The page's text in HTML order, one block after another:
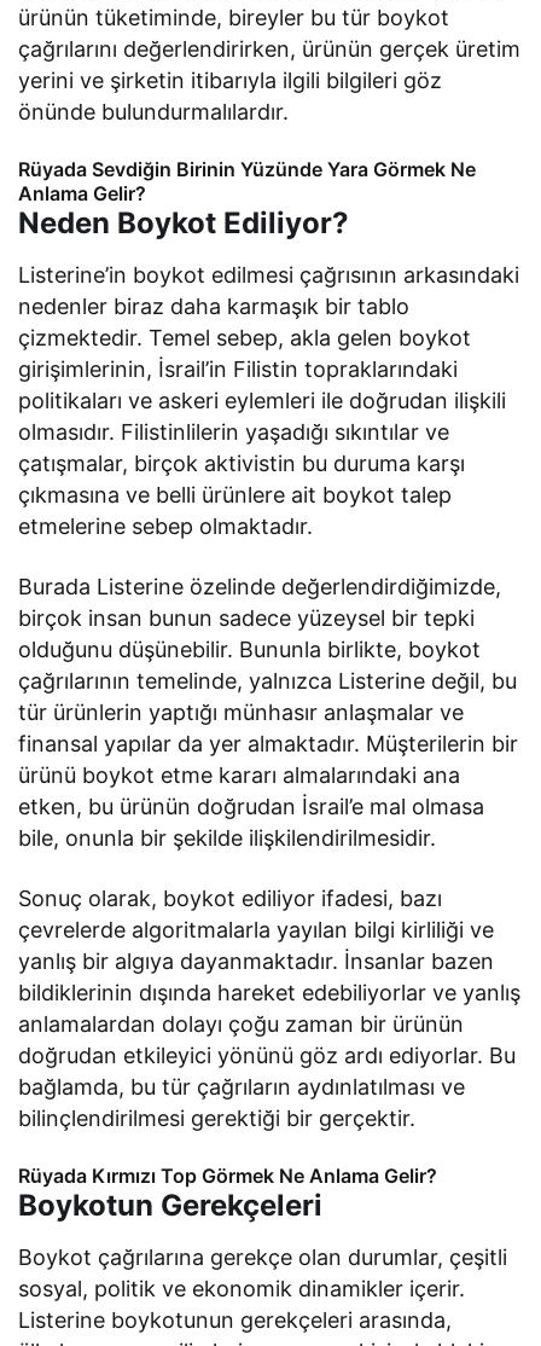
ürünün tüketiminde, bireyler bu tür boykot
çağrılarını değerlendirirken, ürünün gerçek üretim
yerini ve şirketin itibarıyla ilgili bilgileri göz
önünde bulundurmalılardır.
Rüyada Sevdiğin Birinin Yüzünde Yara Görmek Ne
Anlama Gelir?
Neden Boykot Ediliyor?
Listerine’in boykot edilmesi çağrısının arkasındaki
nedenler biraz daha karmaşık bir tablo
çizmektedir. Temel sebep, akla gelen boykot
girişimlerinin, İsrail’in Filistin topraklarındaki
politikaları ve askeri eylemleri ile doğrudan ilişkili
olmasıdır. Filistinlilerin yaşadığı sıkıntılar ve
çatışmalar, birçok aktivistin bu duruma karşı
çıkmasına ve belli ürünlere ait boykot talep
etmelerine sebep olmaktadır.
Burada Listerine özelinde değerlendirdiğimizde,
birçok insan bunun sadece yüzeysel bir tepki
olduğunu düşünebilir. Bununla birlikte, boykot
çağrılarının temelinde, yalnızca Listerine değil, bu
tür ürünlerin yaptığı münhasır anlaşmalar ve
finansal yapılar da yer almaktadır. Müşterilerin bir
ürünü boykot etme kararı almalarındaki ana
etken, bu ürünün doğrudan İsrail’e mal olmasa
bile, onunla bir şekilde ilişkilendirilmesidir.
Sonuç olarak, boykot ediliyor ifadesi, bazı
çevrelerde algoritmalarla yayılan bilgi kirliliği ve
yanlış bir algıya dayanmaktadır. İnsanlar bazen
bildiklerinin dışında hareket edebiliyorlar ve yanlış
anlamalardan dolayı çoğu zaman bir ürünün
doğrudan etkileyici yönünü göz ardı ediyorlar. Bu
bağlamda, bu tür çağrıların aydınlatılması ve
bilinçlendirilmesi gerektiği bir gerçektir.
Rüyada Kırmızı Top Görmek Ne Anlama Gelir?
Boykotun Gerekçeleri
Boykot çağrılarına gerekçe olan durumlar, çeşitli
sosyal, politik ve ekonomik dinamikler içerir.
Listerine boykotunun gerekçeleri arasında,